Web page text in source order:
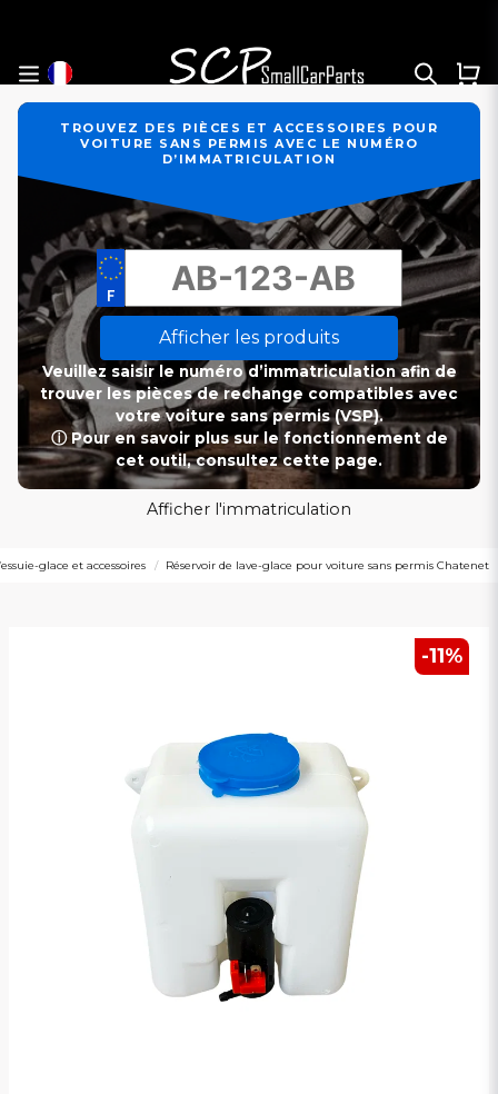
TROUVEZ DES PIÈCES ET ACCESSOIRES POUR
VOITURE SANS PERMIS AVEC LE NUMÉRO
D’IMMATRICULATION
Afficher les produits
Veuillez saisir le numéro d’immatriculation afin de
trouver les pièces de rechange compatibles avec
votre voiture sans permis (VSP).
ⓘ Pour en savoir plus sur le fonctionnement de
cet outil, consultez cette page.
Afficher l'immatriculation
glace et accessoires Réservoir de lave-glace pour voiture sans permis Chatenet
-11%